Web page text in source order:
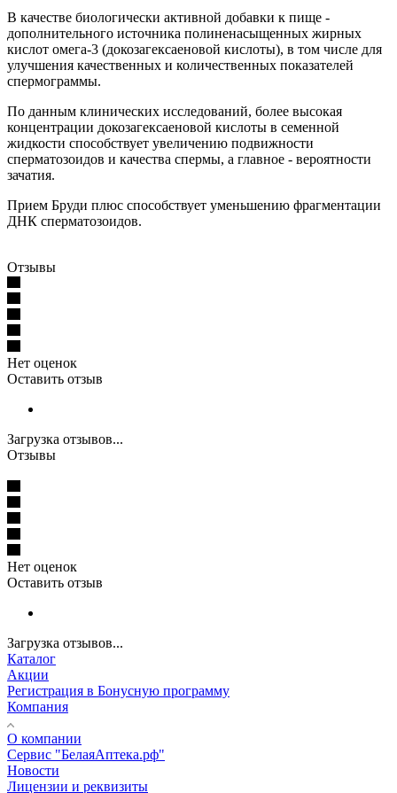
В качестве биологически активной добавки к пище -
дополнительного источника полиненасыщенных жирных
кислот омега-3 (докозагексаеновой кислоты), в том числе для
улучшения качественных и количественных показателей
спермограммы.
По данным клинических исследований, более высокая
концентрации докозагексаеновой кислоты в семенной
жидкости способствует увеличению подвижности
сперматозоидов и качества спермы, а главное - вероятности
зачатия.
Прием Бруди плюс способствует уменьшению фрагментации
ДНК сперматозоидов.
Отзывы
Нет оценок
Оставить отзыв
Загрузка отзывов...
Отзывы
Нет оценок
Оставить отзыв
Загрузка отзывов...
Каталог
Акции
Регистрация в Бонусную программу
Компания
О компании
Сервис "БелаяАптека.рф"
Новости
Лицензии и реквизиты